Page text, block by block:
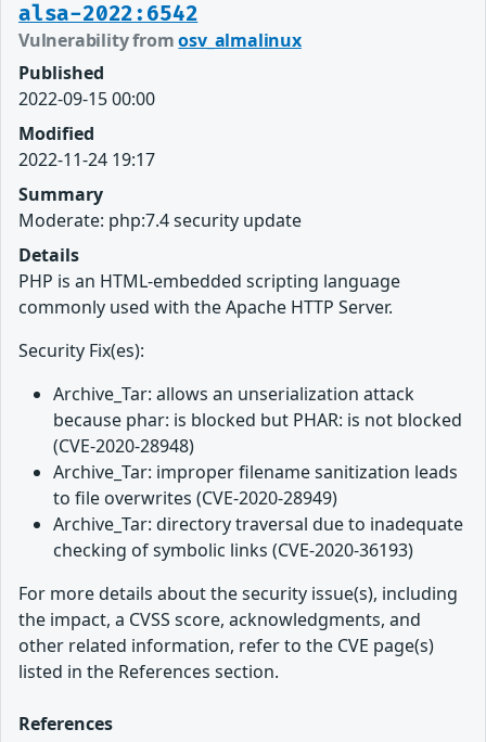
alsa-2022:6542
Vulnerability fromosv_almalinux
Published
2022-09-15 00:00
Modified
2022-11-24 19:17
Summary
Moderate: php:7.4 security update
Details
PHP is an HTML-embedded scripting language
commonly used with the Apache HTTP Server.
Security Fix(es):
Archive_Tar: allows an unserialization attack
because phar: is blocked but PHAR: is not blocked
(CVE-2020-28948)
Archive_Tar: improper filename sanitization leads
to file overwrites (CVE-2020-28949)
Archive_Tar: directory traversal due to inadequate
checking of symbolic links (CVE-2020-36193)
For more details about the security issue(s), including
the impact, a CVSS score, acknowledgments, and
other related information, refer to the CVE page(s)
listed in the References section.
References